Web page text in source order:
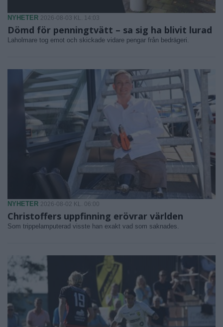
NYHETER 2026-08-03 KL. 14:03
Dömd för penningtvätt – sa sig ha blivit lurad
Laholmare tog emot och skickade vidare pengar från bedrägeri.
NYHETER 2026-08-02 KL. 06:00
Christoffers uppfinning erövrar världen
Som trippelamputerad visste han exakt vad som saknades.